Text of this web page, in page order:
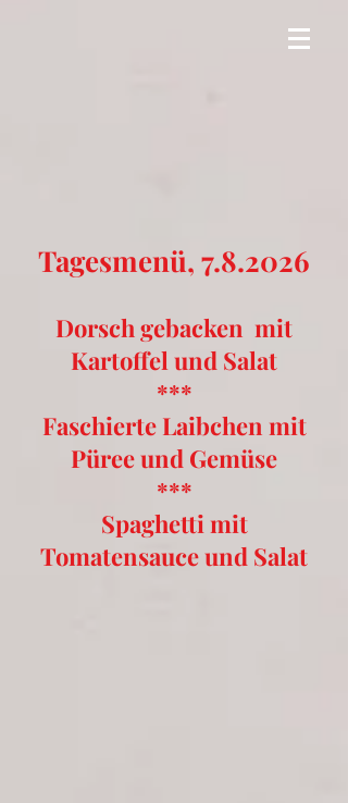
Tagesmenü, 7.8.2026
Dorsch gebacken mit
Kartoffel und Salat
***
Faschierte Laibchen mit
Püree und Gemüse
***
Spaghetti mit
Tomatensauce und Salat